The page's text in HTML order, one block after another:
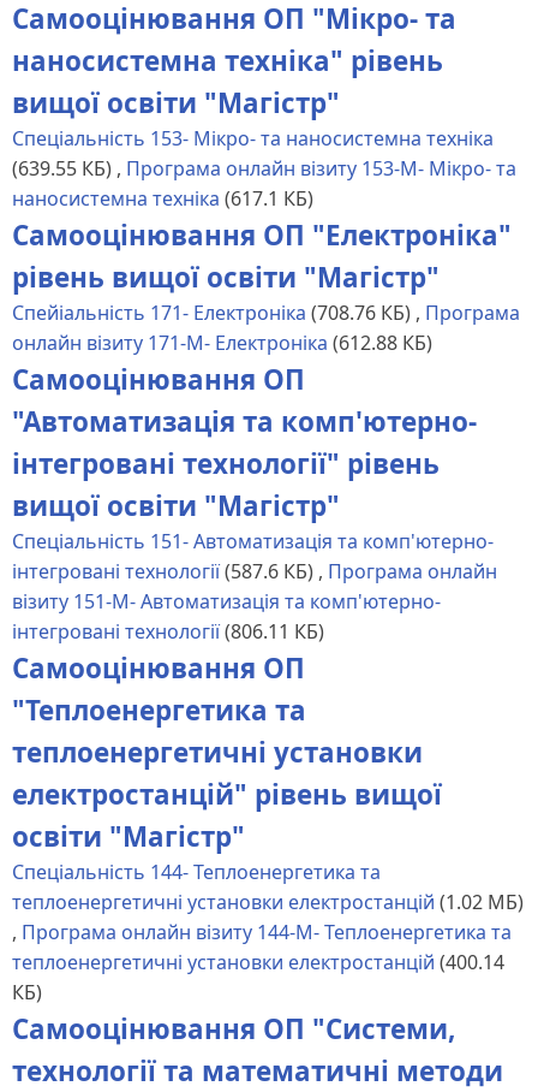
Самооцінювання ОП "Мікро- та
наносистемна техніка" рівень
вищої освіти "Магістр"
Спеціальність 153- Мікро- та наносистемна техніка
(639.55 КБ) , Програма онлайн візиту 153-М- Мікро- та
наносистемна техніка (617.1 КБ)
Самооцінювання ОП "Електроніка"
рівень вищої освіти "Магістр"
Спейіальність 171- Електроніка (708.76 КБ) , Програма
онлайн візиту 171-М- Електроніка (612.88 КБ)
Самооцінювання ОП
"Автоматизація та комп'ютерно-
інтегровані технології" рівень
вищої освіти "Магістр"
Спеціальність 151- Автоматизація та комп'ютерно-
інтегровані технології(587.6 КБ) , Програма онлайн
візиту 151-М- Автоматизація та комп'ютерно-
інтегровані технології(806.11 КБ)
Самооцінювання ОП
"Теплоенергетика та
теплоенергетичні установки
електростанцій" рівень вищої
освіти "Магістр"
Спеціальність 144- Теплоенергетика та
теплоенергетичні установки електростанцій (1.02 МБ)
, Програма онлайн візиту 144-М- Теплоенергетика та
теплоенергетичні установки електростанцій (400.14
КБ)
Самооцінювання ОП "Системи,
технології та математичні методи